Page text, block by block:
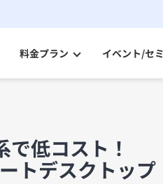
料金プラン イベント/セ
セキュアコンテナ Switch
分離環境へのアクセスを端末1台
低コスト！
トデスクトップ